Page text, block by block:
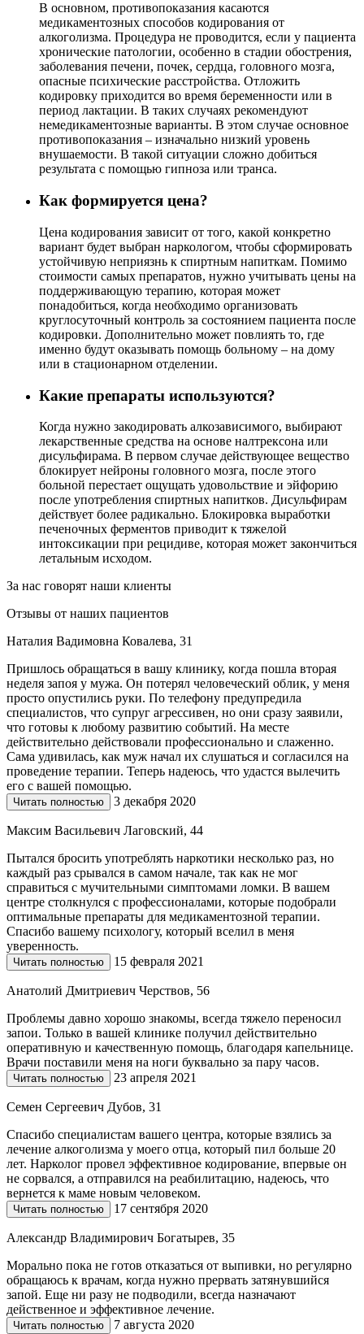
В основном, противопоказания касаются
медикаментозных способов кодирования от
алкоголизма. Процедура не проводится, если у пациента
хронические патологии, особенно в стадии обострения,
заболевания печени, почек, сердца, головного мозга,
опасные психические расстройства. Отложить
кодировку приходится во время беременности или в
период лактации. В таких случаях рекомендуют
немедикаментозные варианты. В этом случае основное
противопоказания – изначально низкий уровень
внушаемости. В такой ситуации сложно добиться
результата с помощью гипноза или транса.
Как формируется цена?
Цена кодирования зависит от того, какой конкретно
вариант будет выбран наркологом, чтобы сформировать
устойчивую неприязнь к спиртным напиткам. Помимо
стоимости самых препаратов, нужно учитывать цены на
поддерживающую терапию, которая может
понадобиться, когда необходимо организовать
круглосуточный контроль за состоянием пациента после
кодировки. Дополнительно может повлиять то, где
именно будут оказывать помощь больному – на дому
или в стационарном отделении.
Какие препараты используются?
Когда нужно закодировать алкозависимого, выбирают
лекарственные средства на основе налтрексона или
дисульфирама. В первом случае действующее вещество
блокирует нейроны головного мозга, после этого
больной перестает ощущать удовольствие и эйфорию
после употребления спиртных напитков. Дисульфирам
действует более радикально. Блокировка выработки
печеночных ферментов приводит к тяжелой
интоксикации при рецидиве, которая может закончиться
летальным исходом.
За нас говорят наши клиенты
Отзывы от наших пациентов
Наталия Вадимовна Ковалева, 31
Пришлось обращаться в вашу клинику, когда пошла вторая
неделя запоя у мужа. Он потерял человеческий облик, у меня
просто опустились руки. По телефону предупредила
специалистов, что супруг агрессивен, но они сразу заявили,
что готовы к любому развитию событий. На месте
действительно действовали профессионально и слаженно.
Сама удивилась, как муж начал их слушаться и согласился на
проведение терапии. Теперь надеюсь, что удастся вылечить
его с вашей помощью.
Читать полностью 3 декабря 2020
Максим Васильевич Лаговский, 44
Пытался бросить употреблять наркотики несколько раз, но
каждый раз срывался в самом начале, так как не мог
справиться с мучительными симптомами ломки. В вашем
центре столкнулся с профессионалами, которые подобрали
оптимальные препараты для медикаментозной терапии.
Спасибо вашему психологу, который вселил в меня
уверенность.
Читать полностью 15 февраля 2021
Анатолий Дмитриевич Черствов, 56
Проблемы давно хорошо знакомы, всегда тяжело переносил
запои. Только в вашей клинике получил действительно
оперативную и качественную помощь, благодаря капельнице.
Врачи поставили меня на ноги буквально за пару часов.
Читать полностью 23 апреля 2021
Семен Сергеевич Дубов, 31
Спасибо специалистам вашего центра, которые взялись за
лечение алкоголизма у моего отца, который пил больше 20
лет. Нарколог провел эффективное кодирование, впервые он
не сорвался, а отправился на реабилитацию, надеюсь, что
вернется к маме новым человеком.
Читать полностью 17 сентября 2020
Александр Владимирович Богатырев, 35
Морально пока не готов отказаться от выпивки, но регулярно
обращаюсь к врачам, когда нужно прервать затянувшийся
запой. Еще ни разу не подводили, всегда назначают
действенное и эффективное лечение.
Читать полностью 7 августа 2020